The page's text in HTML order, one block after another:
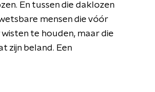
En tussen die daklozen
mensen die vóór
te houden, maar die
zijn beland. Een